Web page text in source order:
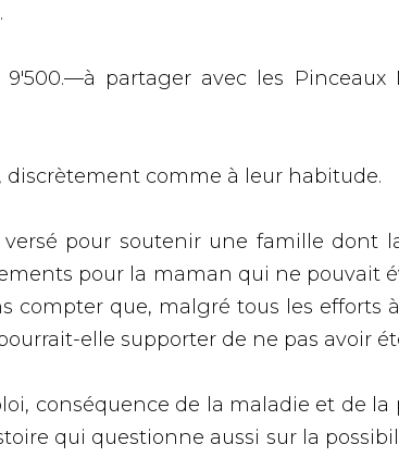
partager avec les Pinceaux
discrètement comme à leur habitude.
pour soutenir une famille dont
pour la maman qui ne pouvait
compter que, malgré tous les efforts
elle supporter de ne pas avoir
conséquence de la maladie et de la
qui questionne aussi sur la